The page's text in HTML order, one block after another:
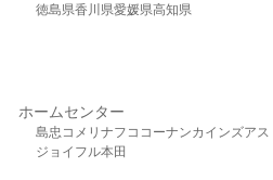
徳島県香川県愛媛県高知県
ホームセンター
島忠 コメリ ナフコ コーナンカインズア
ジョイフル本田